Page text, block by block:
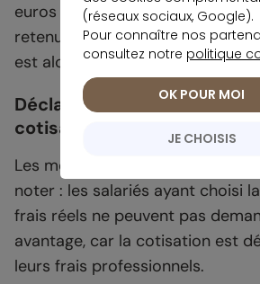
euros de cotisations, seuls 250
retenus (1% de 25 000 euros).
est alors de 165 euros.
Déclaration : quelles cases
cotisations syndicales ?
Les montants se déclarent en
noter : les salariés ayant choisi
frais réels ne peuvent pas
avantage, car la cotisation est
leurs frais professionnels.
(réseaux sociaux, Google).
Pour connaître nos
consultez notre politique
JE CHOISIS
OK POUR MOI